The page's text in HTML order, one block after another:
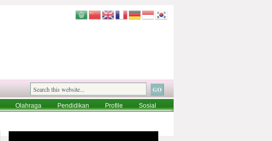
Olahraga Pendidikan Profile
Sosial